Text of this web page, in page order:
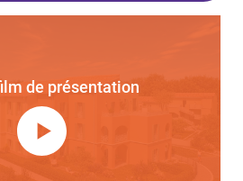
de présentation